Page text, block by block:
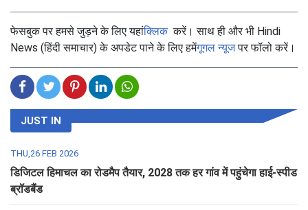
फेसबुक पर हमसे जुड़ने के लिए यहांक्लिककरें। साथ ही और भी Hindi
News (हिंदी समाचार) के अपडेट पाने के लिए हमेंगूगल न्यूजपर फॉलो करें।
JUST IN
THU,26 FEB 2026
डिजिटल हिमाचल का रोडमैप तैयार, 2028 तक हर गांव में पहुंचेगा हाई-स्पीड
ब्रॉडबैंड